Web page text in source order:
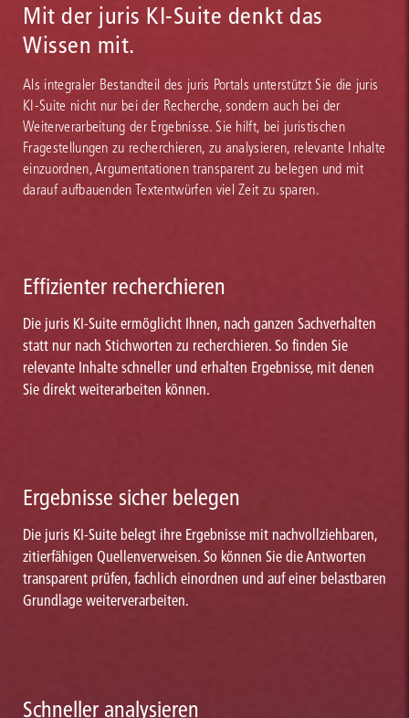
Mit der juris KI-Suite denkt das
Wissen mit.
Als integraler Bestandteil des juris Portals unterstützt Sie die juris
KI-Suite nicht nur bei der Recherche, sondern auch bei der
Weiterverarbeitung der Ergebnisse. Sie hilft, bei juristischen
Fragestellungen zu recherchieren, zu analysieren, relevante Inhalte
einzuordnen, Argumentationen transparent zu belegen und mit
darauf aufbauenden Textentwürfen viel Zeit zu sparen.
Effizienter recherchieren
Die juris KI-Suite ermöglicht Ihnen, nach ganzen Sachverhalten
statt nur nach Stichworten zu recherchieren. So finden Sie
relevante Inhalte schneller und erhalten Ergebnisse, mit denen
Sie direkt weiterarbeiten können.
Ergebnisse sicher belegen
Die juris KI-Suite belegt ihre Ergebnisse mit nachvollziehbaren,
zitierfähigen Quellenverweisen. So können Sie die Antworten
transparent prüfen, fachlich einordnen und auf einer belastbaren
Grundlage weiterverarbeiten.
Schneller analysieren